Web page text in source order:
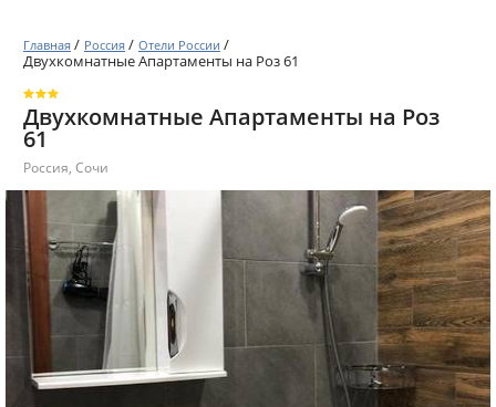
Главная / Россия / Отели России /
Двухкомнатные Апартаменты на Роз 61
Двухкомнатные Апартаменты на Роз
61
Россия, Сочи